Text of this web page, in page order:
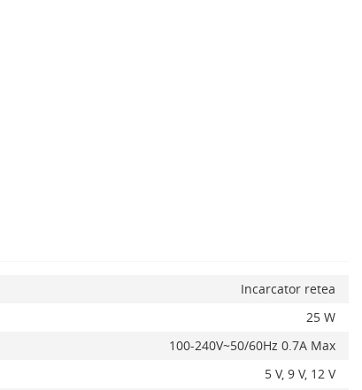
Incarcator retea
25 W
100-240V~50/60Hz 0.7A Max
5 V, 9 V, 12 V